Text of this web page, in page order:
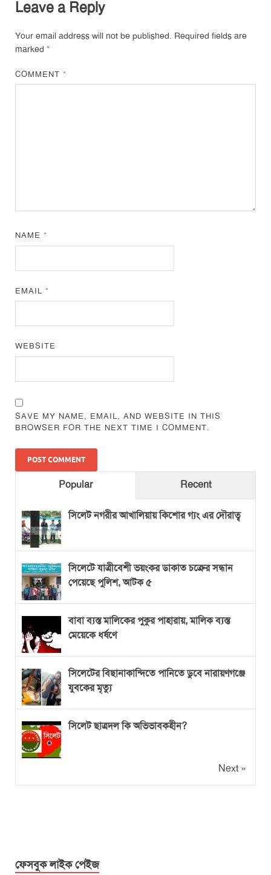
Leave a Reply
Your email address will not be published. Required fields are
marked *
COMMENT*
NAME*
EMAIL*
WEBSITE
SAVE MY NAME, EMAIL, AND WEBSITE IN THIS
BROWSER FOR THE NEXT TIME I COMMENT.
Popular Recent
সিলেট নগরীর আখালিয়ায় কিশোর গ্যং এর দৌরাত্ব
সিলেটে যাত্রীবেশী ভয়ংকর ডাকাত চক্রের সন্ধান
পেয়েছে পুলিশ, আটক ৫
বাবা ব্যস্ত মালিকের পুকুর পাহারায়, মালিক ব্যস্ত
মেয়েকে ধর্ষণে
সিলেটের বিছানাকান্দিতে পানিতে ডুবে নারায়ণগঞ্জে
যুবকের মৃত্যু
সিলেট ছাত্রদল কি অভিভাবকহীন?
Next »
ফেসবুক লাইক পেইজ